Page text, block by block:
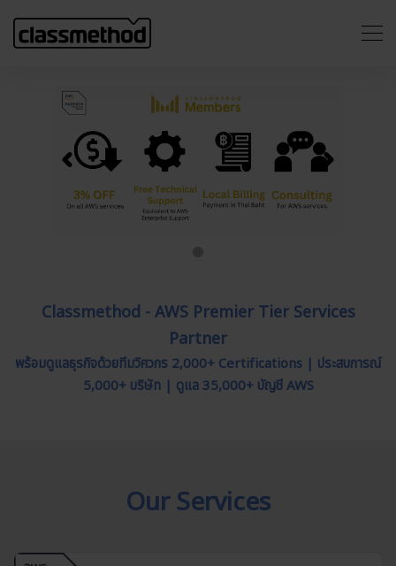
Previous Next
Classmethod - AWS Premier Tier Services
Partner
พร้อมดูแลธุรกิจด้วยทีมวิศวกร 2,000+ Certifications | ประสบการณ์
5,000+ บริษัท | ดูแล 35,000+ บัญชี AWS
Our Services